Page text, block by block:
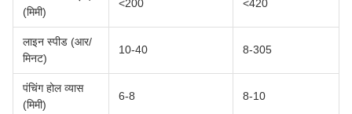
(मिमी)
<200 <420
लाइन स्पीड (आर/
मिनट)
10-40 8-305
पंचिंग होल व्यास
(मिमी)
6-8 8-10